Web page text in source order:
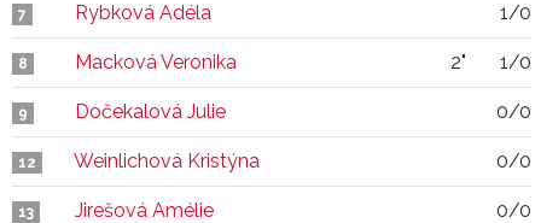
7 Rybková Adéla 1/0
8 Macková Veronika 2" 1/0
9 Dočekalová Julie 0/0
12 Weinlichová Kristýna 0/0
13 Jirešová Amélie 0/0